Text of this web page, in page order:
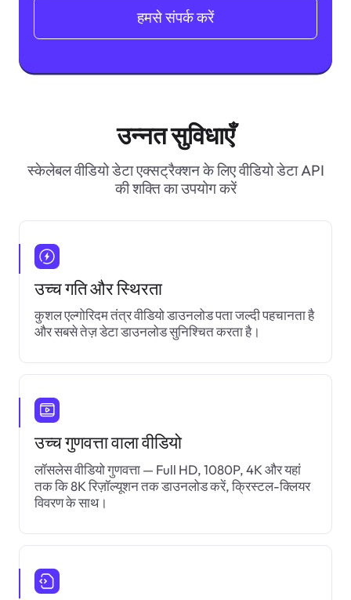
हमसे संपर्क करें
उन्नत सुविधाएँ
स्केलेबल वीडियो डेटा एक्सट्रैक्शन के लिए वीडियो डेटा API
की शक्ति का उपयोग करें
उच्च गति और स्थिरता
कुशल एल्गोरिदम तंत्र वीडियो डाउनलोड पता जल्दी पहचानता है
और सबसे तेज़ डेटा डाउनलोड सुनिश्चित करता है।
उच्च गुणवत्ता वाला वीडियो
लॉसलेस वीडियो गुणवत्ता — Full HD, 1080P, 4K और यहां
तक कि 8K रिज़ॉल्यूशन तक डाउनलोड करें, क्रिस्टल-क्लियर
विवरण के साथ।